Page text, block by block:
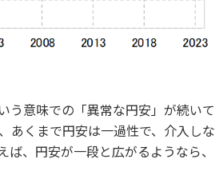
う意味での「異常な円安」が続いて
あくまで円安は一過性で、介入しな
、円安が一段と広がるようなら、